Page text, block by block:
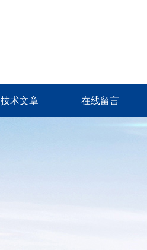
技术文章 在线留言